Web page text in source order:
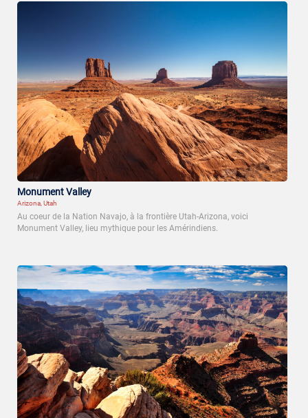
Monument Valley
Arizona, Utah
Au coeur de la Nation Navajo, à la frontière Utah-Arizona, voici
Monument Valley, lieu mythique pour les Amérindiens.